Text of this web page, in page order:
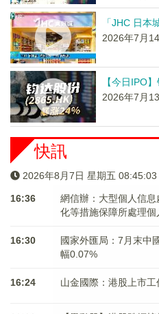
「JHC 日本
2026年7月
【今日IPO
2026年7月
快訊
2026年8月7日 星期五 08:45:04
16:36
網信辦：大型個人信
化等措施保障所處理個
16:30
國家外匯局：7月末中
幅0.07%
16:24 山金國際：港股上市工